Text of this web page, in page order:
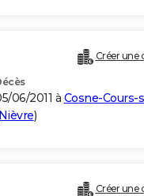
Créer une
06/2011 à Cosne-Cours-
)
Créer une